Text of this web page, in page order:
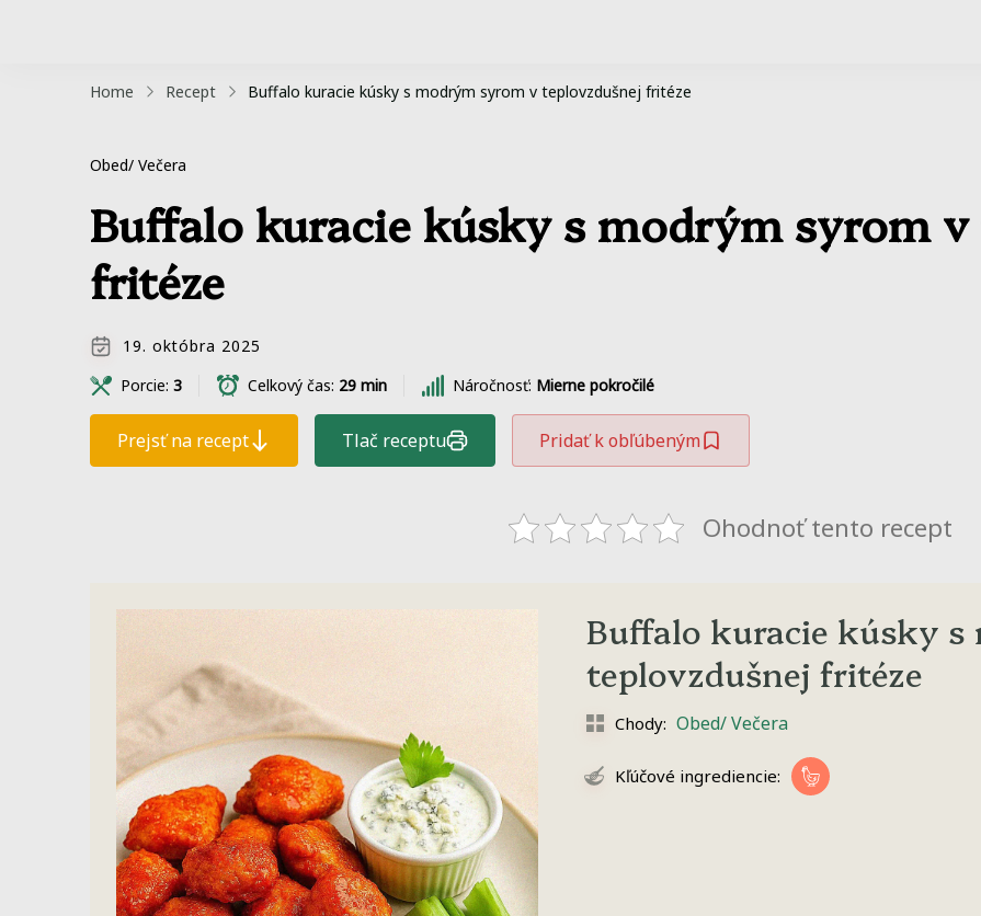
Home Recept Buffalo kuracie kúsky s modrým syrom v teplovzdušnej fritéze
Obed/ Večera
Buffalo kuracie kúsky s modrým syrom v
fritéze
19. októbra 2025
Porcie: 3 Celkový čas: 29 min Náročnosť: Mierne pokročilé
Prejsť na recept Tlač receptu Pridať k obľúbeným
Ohodnoť tento recept
Buffalo kuracie kúsky
teplovzdušnej fritéze
Chody: Obed/ Večera
Kľúčové ingrediencie: